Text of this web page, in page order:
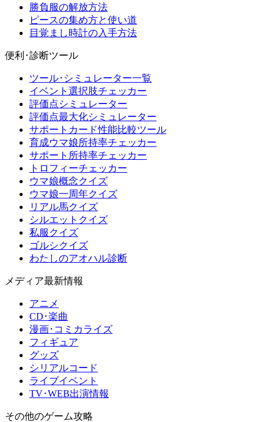
勝負服の解放方法
ピースの集め方と使い道
目覚まし時計の入手方法
便利･診断ツール
ツール･シミュレーター一覧
イベント選択肢チェッカー
評価点シミュレーター
評価点最大化シミュレーター
サポートカード性能比較ツール
育成ウマ娘所持率チェッカー
サポート所持率チェッカー
トロフィーチェッカー
ウマ娘概念クイズ
ウマ娘一周年クイズ
リアル馬クイズ
シルエットクイズ
私服クイズ
ゴルシクイズ
わたしのアオハル診断
メディア最新情報
アニメ
CD･楽曲
漫画･コミカライズ
フィギュア
グッズ
シリアルコード
ライブイベント
TV･WEB出演情報
その他のゲーム攻略